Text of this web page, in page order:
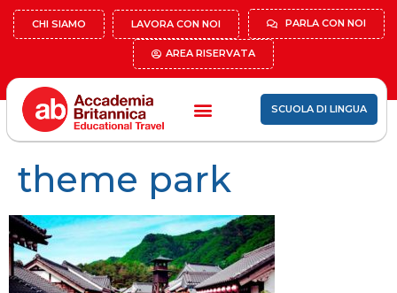
CHI SIAMO LAVORA CON NOI PARLA CON NOI
AREA RISERVATA
SCUOLA DI LINGUA
theme park